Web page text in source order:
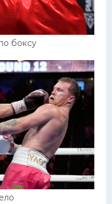
боксу